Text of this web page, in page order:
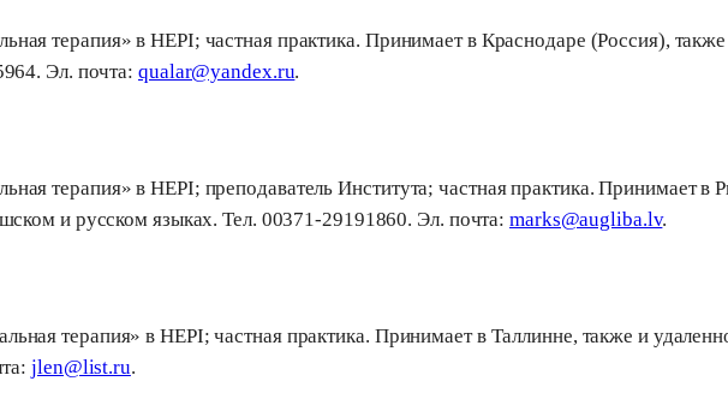
терапия» в HEPI; частная практика. Принимает в Краснодаре (Россия),
Эл. почта: qualar@yandex.ru.
терапия» в HEPI; преподаватель Института; частная практика. Принимает в
и русском языках. Тел. 00371-29191860. Эл. почта:marks@augliba.lv.
терапия» в HEPI; частная практика. Принимает в Таллинне, также и
jlen@list.ru.